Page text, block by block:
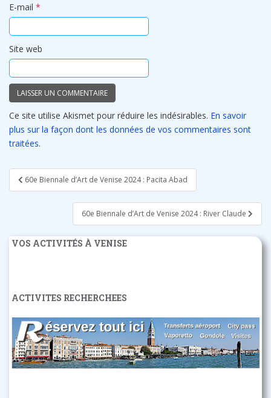
E-mail *
Site web
Ce site utilise Akismet pour réduire les indésirables. En savoir
plus sur la façon dont les données de vos commentaires sont
traitées.
Navigation
de
60e Biennale d’Art de Venise 2024 : Pacita Abad
60e Biennale d’Art de Venise 2024 : River Claude
VOS ACTIVITÉS À VENISE
ACTIVITES RECHERCHEES